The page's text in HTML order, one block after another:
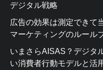
デジタル戦略
広告の効果は測定できて
マーケティングのルール
いまさらAISAS？デジタ
い消費者行動モデルと活